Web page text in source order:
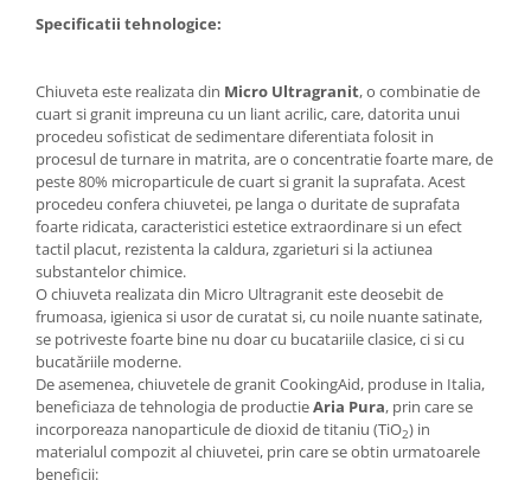
Specificatii tehnologice:
Chiuveta este realizata din Micro Ultragranit, o combinatie de
cuart si granit impreuna cu un liant acrilic, care, datorita unui
procedeu sofisticat de sedimentare diferentiata folosit in
procesul de turnare in matrita, are o concentratie foarte mare, de
peste 80% microparticule de cuart si granit la suprafata. Acest
procedeu confera chiuvetei, pe langa o duritate de suprafata
foarte ridicata, caracteristici estetice extraordinare si un efect
tactil placut, rezistenta la caldura, zgarieturi si la actiunea
substantelor chimice.
O chiuveta realizata din Micro Ultragranit este deosebit de
frumoasa, igienica si usor de curatat si, cu noile nuante satinate,
se potriveste foarte bine nu doar cu bucatariile clasice, ci si cu
bucatăriile moderne.
De asemenea, chiuvetele de granit CookingAid, produse in Italia,
beneficiaza de tehnologia de productieAria Pura, prin care se
incorporeaza nanoparticule de dioxid de titaniu (TiO2) in
materialul compozit al chiuvetei, prin care se obtin urmatoarele
beneficii: